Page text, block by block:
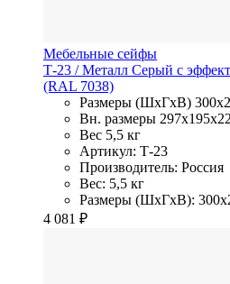
Мебельные сейфы
Т-23 / Металл Серый с
(RAL 7038)
Размеры (ШхГхВ)
Вн. размеры
Вес 5,5 кг
Артикул: Т-23
Производитель: Россия
Вес: 5,5 кг
Размеры (ШхГхВ):
4 081 ₽